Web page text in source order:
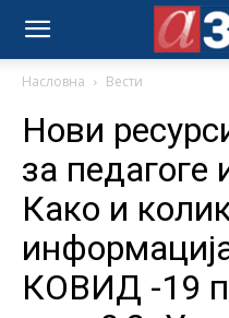
Насловна Вести
Нови
за педагоге
Како и
КОВИД -19